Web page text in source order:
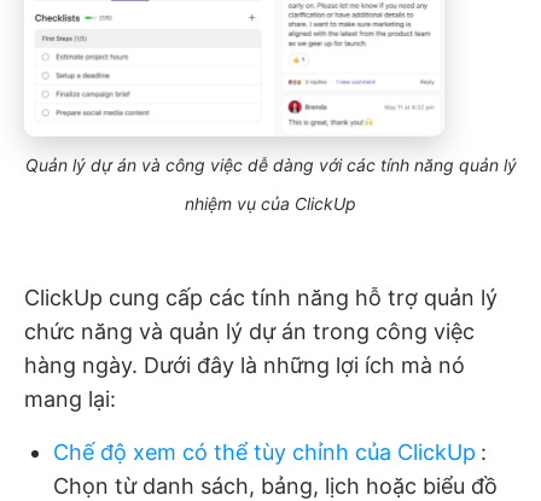
Quản lý dự án và công việc dễ dàng với các tính năng quản lý
nhiệm vụ của ClickUp
ClickUp cung cấp các tính năng hỗ trợ quản lý
chức năng và quản lý dự án trong công việc
hàng ngày. Dưới đây là những lợi ích mà nó
mang lại:
Chế độ xem có thể tùy chỉnh của ClickUp :
Chọn từ danh sách, bảng, lịch hoặc biểu đồ